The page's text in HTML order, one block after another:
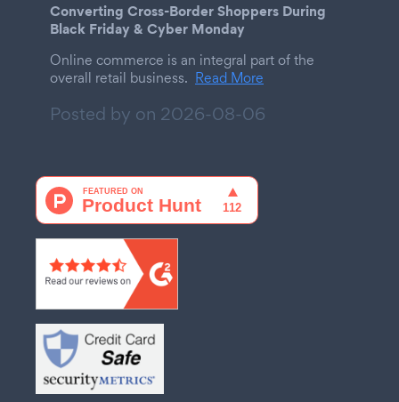
Converting Cross-Border Shoppers During
Black Friday & Cyber Monday
Online commerce is an integral part of the
overall retail business. Read More
Posted by on 2026-08-06